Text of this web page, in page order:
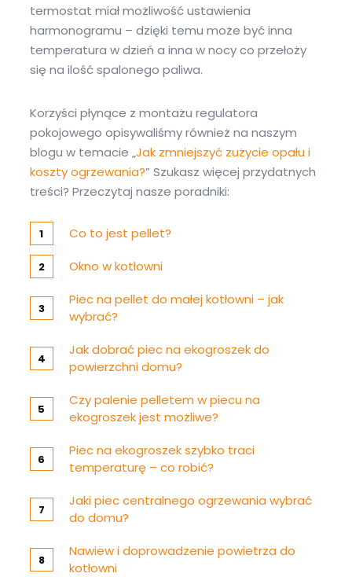
termostat miał możliwość ustawienia
harmonogramu – dzięki temu może być inna
temperatura w dzień a inna w nocy co przełoży
się na ilość spalonego paliwa.
Korzyści płynące z montażu regulatora
pokojowego opisywaliśmy również na naszym
blogu w temacie „Jak zmniejszyć zużycie opału i
koszty ogrzewania?” Szukasz więcej przydatnych
treści? Przeczytaj nasze poradniki:
Co to jest pellet?
Okno w kotłowni
Piec na pellet do małej kotłowni – jak
wybrać?
Jak dobrać piec na ekogroszek do
powierzchni domu?
Czy palenie pelletem w piecu na
ekogroszek jest możliwe?
Piec na ekogroszek szybko traci
temperaturę – co robić?
Jaki piec centralnego ogrzewania wybrać
do domu?
Nawiew i doprowadzenie powietrza do
kotłowni